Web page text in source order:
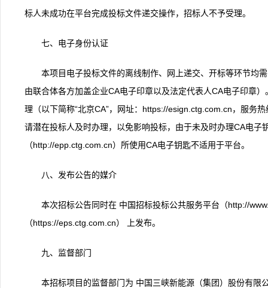
标人未成功在平台完成投标文件递交操作，招标人不予受理。
七、电子身份认证
本项目电子投标文件的离线制作、网上递交、开标等环节均
由联合体各方加盖企业CA电子印章以及法定代表人CA电子印章
理（以下简称“北京CA”，网址：https://esign.ctg.com.cn，服务
请潜在投标人及时办理，以免影响投标，由于未及时办理CA电
（http://epp.ctg.com.cn）所使用CA电子钥匙不适用于平台。
八、发布公告的媒介
本次招标公告同时在 中国招标投标公共服务平台（http://
（https://eps.ctg.com.cn） 上发布。
九、监督部门
本招标项目的监督部门为 中国三峡新能源（集团）股份有